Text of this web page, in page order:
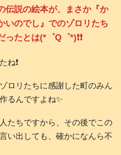
伝説の絵本が、まさか『か
いのでし』でのゾロリたち
たとは(*゜Q゜*)❗️❗️
ね❗️
ロリたちに感謝した町のみん
るんですよね✨
たちですから、その後でこの
い出しても、確かになんら不